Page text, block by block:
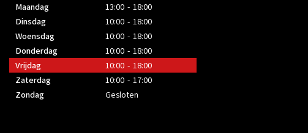
Maandag
13:00 - 18:00
Dinsdag
10:00 - 18:00
Woensdag
10:00 - 18:00
Donderdag
10:00 - 18:00
Vrijdag
10:00 - 18:00
Zaterdag
10:00 - 17:00
Zondag
Gesloten